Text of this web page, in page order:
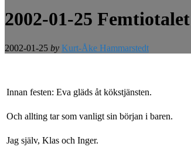
2002-01-25 Femtiotalet
2002-01-25 by Kurt-Åke Hammarstedt
Innan festen: Eva gläds åt kökstjänsten.
Och allting tar som vanligt sin början i baren.
Jag själv, Klas och Inger.